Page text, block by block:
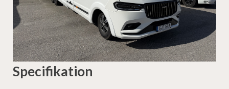
Specifikation